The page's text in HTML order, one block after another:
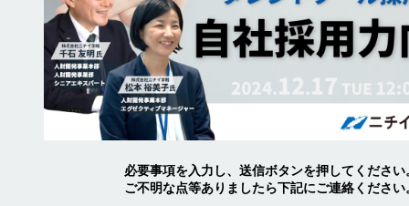
必要事項を入力し、送信ボタンを押してください
ご不明な点等ありましたら下記にご連絡ください